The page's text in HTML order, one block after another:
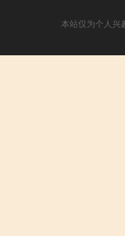
本站仅为个人兴